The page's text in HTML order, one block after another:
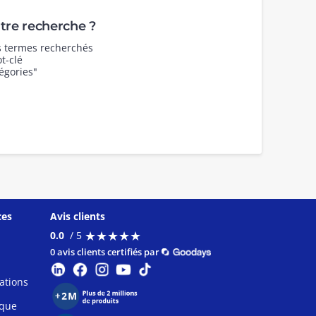
recherche ?
recherchés
clé
Avis clients
0.0 / 5 ★★★★★
★★★★★
0 avis clients certifiés par